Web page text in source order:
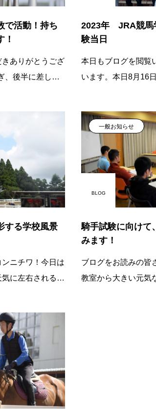
で活動！持ち
！
ありがとうござ
、後半に差し掛
2023年 JRA競馬
験当日
本日もブログを閲覧
います。本日8月16
気込
する学校風景
ニチワ！今日は
に左右される１
一般お知らせ
BLOG
騎手試験に向けて
みます！
ブログをお読みの皆
教室から大きい元気